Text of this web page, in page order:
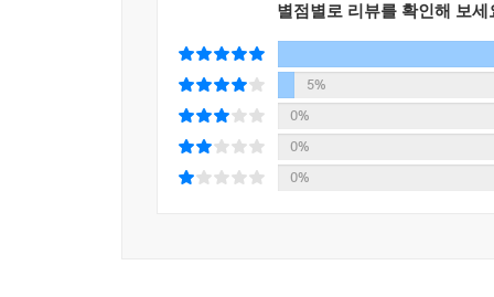
별점별로 리뷰를 확인해 보세
5%
0%
0%
0%